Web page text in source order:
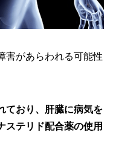
害があらわれる可能性
ており、肝臓に病気を
ステリド配合薬の使用